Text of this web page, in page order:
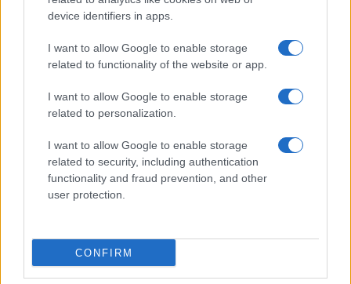
device identifiers in apps.
I want to allow Google to enable storage
related to functionality of the website or app.
I want to allow Google to enable storage
related to personalization.
I want to allow Google to enable storage
related to security, including authentication
functionality and fraud prevention, and other
user protection.
CONFIRM
Le soluzioni devono includere la
depenalizzazione di reati minori, l’espansione
delle misure alternative alla detenzione e un
maggiore investimento in servizi di supporto
psicologico e sociale. In particolare, è
fondamentale migliorare l’accesso ai servizi di
salute mentale per i detenuti, garantendo che
coloro che mostrano segni di disagio psicologico
possano ricevere l’assistenza di cui hanno bisogno
Servono riforme strutturali